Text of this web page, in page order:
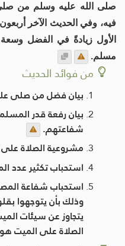
صلى الله عليه وسلم من
فيه، وفي الحديث الآخر
الأول زيادةً في الفضل
مسلم.
من فوائد الحديث
بيان فضل من صلى
بيان رفعة قدر
شفاعتهم.
مشروعية الصلاة
استحباب تكثير عدد
استحباب شفاعة
وذلك بأن يتوجهوا
يتجاوز عن سيئات
الصلاة على الميت هو